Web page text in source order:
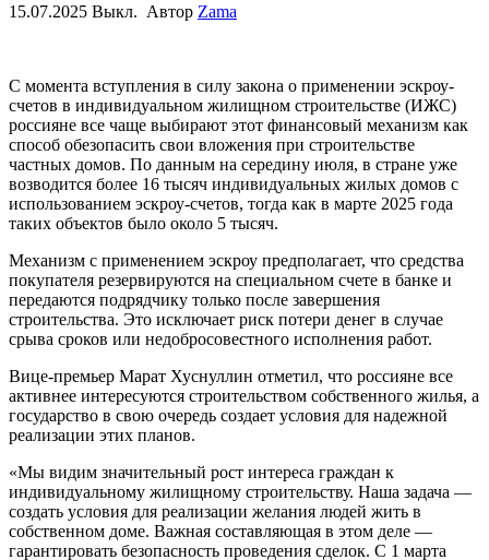
15.07.2025 Выкл. Автор Zama
С момента вступления в силу закона о применении эскроу-
счетов в индивидуальном жилищном строительстве (ИЖС)
россияне все чаще выбирают этот финансовый механизм как
способ обезопасить свои вложения при строительстве
частных домов. По данным на середину июля, в стране уже
возводится более 16 тысяч индивидуальных жилых домов с
использованием эскроу-счетов, тогда как в марте 2025 года
таких объектов было около 5 тысяч.
Механизм с применением эскроу предполагает, что средства
покупателя резервируются на специальном счете в банке и
передаются подрядчику только после завершения
строительства. Это исключает риск потери денег в случае
срыва сроков или недобросовестного исполнения работ.
Вице-премьер Марат Хуснуллин отметил, что россияне все
активнее интересуются строительством собственного жилья, а
государство в свою очередь создает условия для надежной
реализации этих планов.
«Мы видим значительный рост интереса граждан к
индивидуальному жилищному строительству. Наша задача —
создать условия для реализации желания людей жить в
собственном доме. Важная составляющая в этом деле —
гарантировать безопасность проведения сделок. С 1 марта